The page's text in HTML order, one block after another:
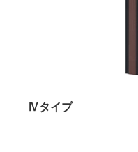
Ⅳタイプ